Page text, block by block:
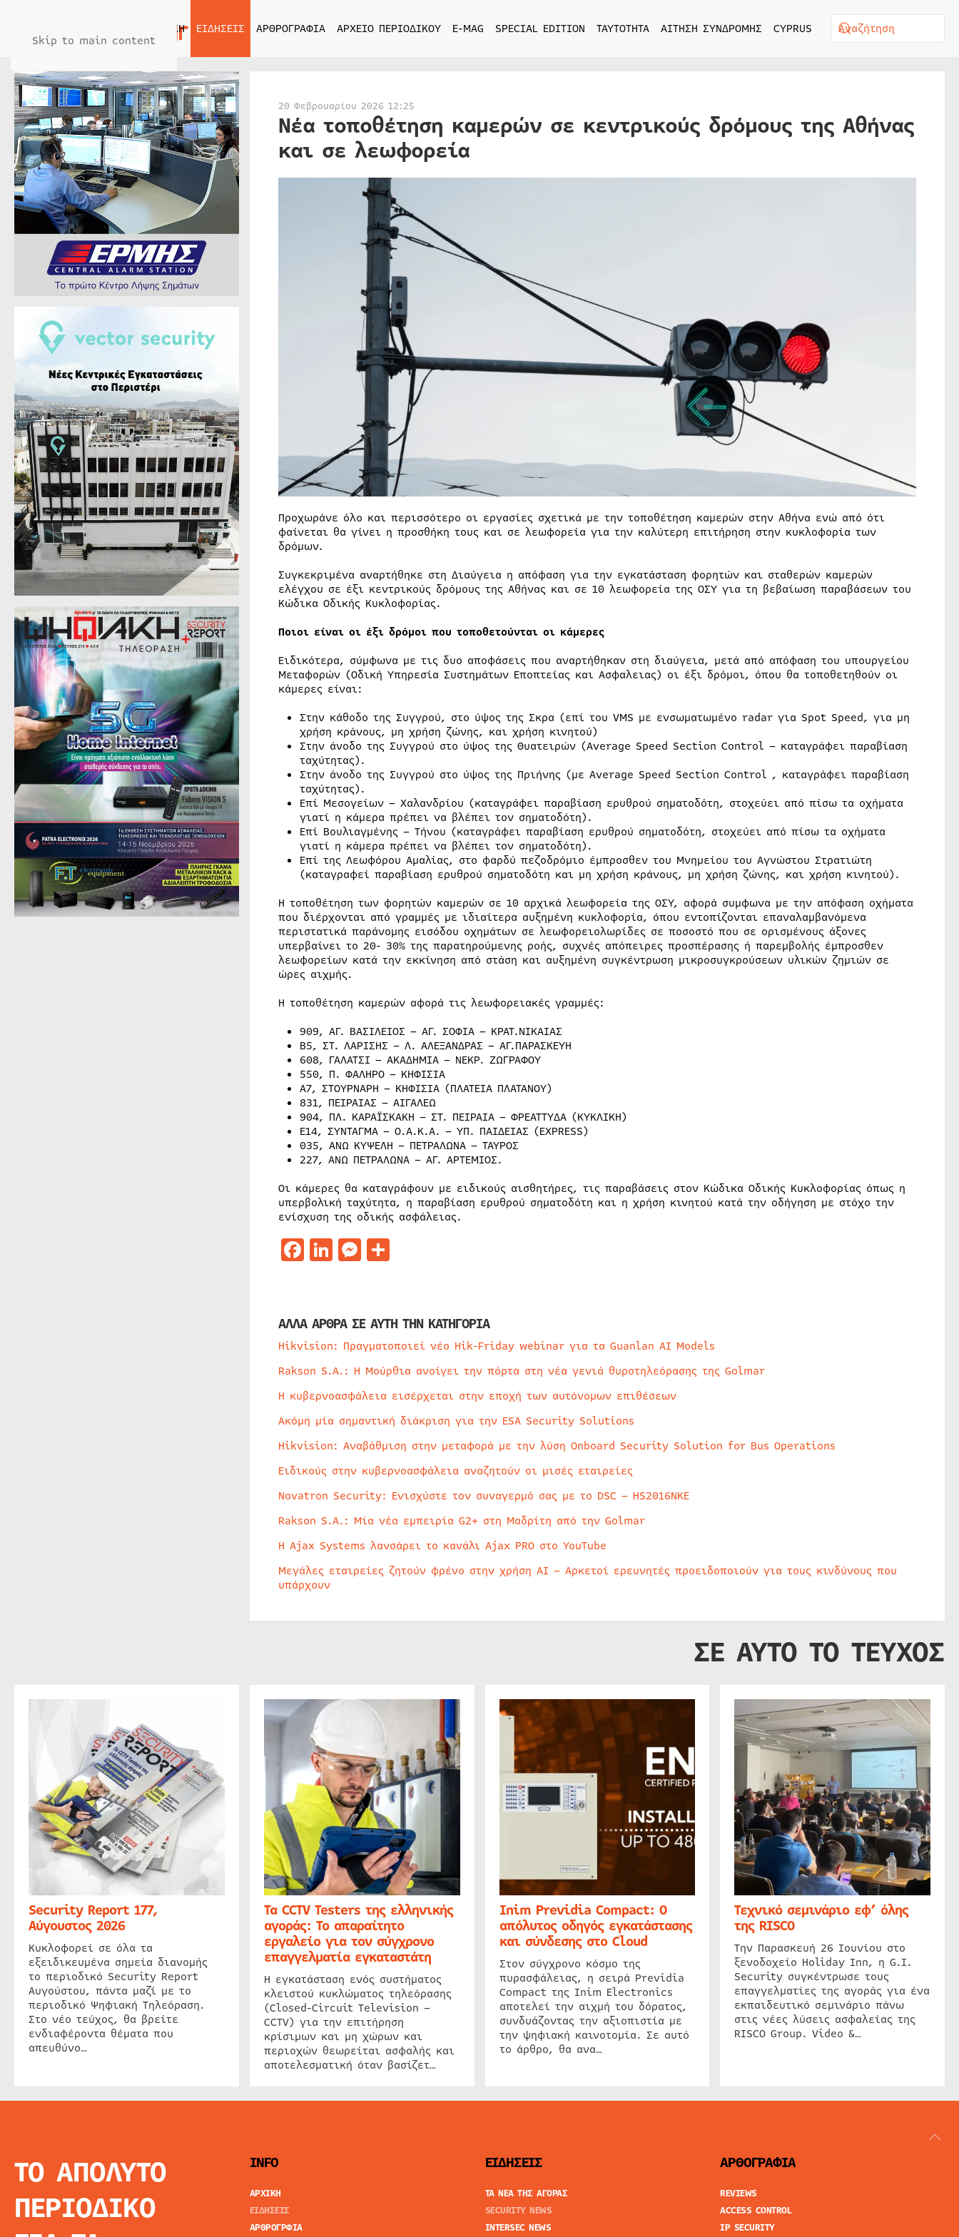
Skip to main content
ΑΡΧΙΚΗ ΕΙΔΗΣΕΙΣ ΑΡΘΡΟΓΡΑΦΙΑ ΑΡΧΕΙΟ ΠΕΡΙΟΔΙΚΟΥ E-MAG SPECIAL EDITION ΤΑΥΤΟΤΗΤΑ ΑΙΤΗΣΗ ΣΥΝΔΡΟΜΗΣ CYPRUS
20 Φεβρουαρίου 2026 12:25
Νέα τοποθέτηση καμερών σε κεντρικούς δρόμους της Αθήνας
και σε λεωφορεία
Προχωράνε όλο και περισσότερο οι εργασίες σχετικά με την τοποθέτηση καμερών στην Αθήνα ενώ από ότι
φαίνεται θα γίνει η προσθήκη τους και σε λεωφορεία για την καλύτερη επιτήρηση στην κυκλοφορία των
δρόμων.
Συγκεκριμένα αναρτήθηκε στη Διαύγεια η απόφαση για την εγκατάσταση φορητών και σταθερών καμερών
ελέγχου σε έξι κεντρικούς δρόμους της Αθήνας και σε 10 λεωφορεία της ΟΣΥ για τη βεβαίωση παραβάσεων του
Κώδικα Οδικής Κυκλοφορίας.
Ποιοι είναι οι έξι δρόμοι που τοποθετούνται οι κάμερες
Ειδικότερα, σύμφωνα με τις δυο αποφάσεις που αναρτήθηκαν στη διαύγεια, μετά από απόφαση του υπουργείου
Μεταφορών (Οδική Υπηρεσία Συστημάτων Εποπτείας και Ασφαλειας) οι έξι δρόμοι, όπου θα τοποθετηθούν οι
κάμερες είναι:
Στην κάθοδο της Συγγρού, στο ύψος της Σκρα (επί του VMS με ενσωματωμένο radar για Spot Speed, για μη
χρήση κράνους, μη χρήση ζώνης, και χρήση κινητού)
Στην άνοδο της Συγγρού στο ύψος της Θυατειρών (Average Speed Section Control – καταγράφει παραβίαση
ταχύτητας).
Στην άνοδο της Συγγρού στο ύψος της Πριήνης (με Average Speed Section Control , καταγράφει παραβίαση
ταχύτητας).
Επί Μεσογείων – Χαλανδρίου (καταγράφει παραβίαση ερυθρού σηματοδότη, στοχεύει από πίσω τα οχήματα
γιατί η κάμερα πρέπει να βλέπει τον σηματοδότη).
Επί Βουλιαγμένης – Τήνου (καταγράφει παραβίαση ερυθρού σηματοδότη, στοχεύει από πίσω τα οχήματα
γιατί η κάμερα πρέπει να βλέπει τον σηματοδότη).
Επί της Λεωφόρου Αμαλίας, στο φαρδύ πεζοδρόμιο έμπροσθεν του Μνημείου του Αγνώστου Στρατιώτη
(καταγραφεί παραβίαση ερυθρού σηματοδότη και μη χρήση κράνους, μη χρήση ζώνης, και χρήση κινητού).
Η τοποθέτηση των φορητών καμερών σε 10 αρχικά λεωφορεία της ΟΣΥ, αφορά συμφωνα με την απόφαση οχήματα
που διέρχονται από γραμμές με ιδιαίτερα αυξημένη κυκλοφορία, όπου εντοπίζονται επαναλαμβανόμενα
περιστατικά παράνομης εισόδου οχημάτων σε λεωφορειολωρίδες σε ποσοστό που σε ορισμένους άξονες
υπερβαίνει το 20- 30% της παρατηρούμενης ροής, συχνές απόπειρες προσπέρασης ή παρεμβολής έμπροσθεν
λεωφορείων κατά την εκκίνηση από στάση και αυξημένη συγκέντρωση μικροσυγκρούσεων υλικών ζημιών σε
ώρες αιχμής.
Η τοποθέτηση καμερών αφορά τις λεωφορειακές γραμμές:
909, ΑΓ. ΒΑΣΙΛΕΙΟΣ – ΑΓ. ΣΟΦΙΑ – ΚΡΑΤ.ΝΙΚΑΙΑΣ
Β5, ΣΤ. ΛΑΡΙΣΗΣ – Λ. ΑΛΕΞΑΝΔΡΑΣ – ΑΓ.ΠΑΡΑΣΚΕΥΗ
608, ΓΑΛΑΤΣΙ – ΑΚΑΔΗΜΙΑ – ΝΕΚΡ. ΖΩΓΡΑΦΟΥ
550, Π. ΦΑΛΗΡΟ – ΚΗΦΙΣΙΑ
Α7, ΣΤΟΥΡΝΑΡΗ – ΚΗΦΙΣΙΑ (ΠΛΑΤΕΙΑ ΠΛΑΤΑΝΟΥ)
831, ΠΕΙΡΑΙΑΣ – ΑΙΓΑΛΕΩ
904, ΠΛ. ΚΑΡΑΪΣΚΑΚΗ – ΣΤ. ΠΕΙΡΑΙΑ – ΦΡΕΑΤΤΥΔΑ (ΚΥΚΛΙΚΗ)
Ε14, ΣΥΝΤΑΓΜΑ – Ο.Α.Κ.Α. – ΥΠ. ΠΑΙΔΕΙΑΣ (EXPRESS)
035, ΑΝΩ ΚΥΨΕΛΗ – ΠΕΤΡΑΛΩΝΑ – ΤΑΥΡΟΣ
227, ΑΝΩ ΠΕΤΡΑΛΩΝΑ – ΑΓ. ΑΡΤΕΜΙΟΣ.
Οι κάμερες θα καταγράφουν με ειδικούς αισθητήρες, τις παραβάσεις στον Κώδικα Οδικής Κυκλοφορίας όπως η
υπερβολική ταχύτητα, η παραβίαση ερυθρού σηματοδότη και η χρήση κινητού κατά την οδήγηση με στόχο την
ενίσχυση της οδικής ασφάλειας.
Facebook
LinkedIn
Messenger
Μοιραστείτε
ΑΛΛΑ ΑΡΘΡΑ ΣΕ ΑΥΤΗ ΤΗΝ ΚΑΤΗΓΟΡΙΑ
Hikvision: Πραγματοποιεί νέο Hik-Friday webinar για τα Guanlan AI Models
Rakson S.A.: Η Μούρθια ανοίγει την πόρτα στη νέα γενιά θυροτηλεόρασης της Golmar
Η κυβερνοασφάλεια εισέρχεται στην εποχή των αυτόνομων επιθέσεων
Ακόμη μία σημαντική διάκριση για την ESA Security Solutions
Hikvision: Αναβάθμιση στην μεταφορά με την λύση Onboard Security Solution for Bus Operations
Ειδικούς στην κυβερνοασφάλεια αναζητούν οι μισές εταιρείες
Novatron Security: Ενισχύστε τον συναγερμό σας με το DSC – HS2016NKE
Rakson S.A.: Μία νέα εμπειρία G2+ στη Μαδρίτη από την Golmar
Η Ajax Systems λανσάρει το κανάλι Ajax PRO στο YouTube
Μεγάλες εταιρείες ζητούν φρένο στην χρήση AI – Αρκετοί ερευνητές προειδοποιούν για τους κινδύνους που
υπάρχουν
ΣΕ ΑΥΤΟ ΤΟ ΤΕΥΧΟΣ
Security Report 177,
Αύγουστος 2026
Κυκλοφορεί σε όλα τα
εξειδικευμένα σημεία διανομής
το περιοδικό Security Report
Αυγούστου, πάντα μαζί με το
περιοδικό Ψηφιακή Τηλεόραση.
Στο νέο τεύχος, θα βρείτε
ενδιαφέροντα θέματα που
απευθύνο…
Τα CCTV Testers της ελληνικής
αγοράς: Το απαραίτητο
εργαλείο για τον σύγχρονο
επαγγελματία εγκαταστάτη
Η εγκατάσταση ενός συστήματος
κλειστού κυκλώματος τηλεόρασης
(Closed-Circuit Television –
CCTV) για την επιτήρηση
κρίσιμων και μη χώρων και
περιοχών θεωρείται ασφαλής και
αποτελεσματική όταν βασίζετ…
Inim Previdia Compact: Ο
απόλυτος οδηγός εγκατάστασης
και σύνδεσης στο Cloud
Στον σύγχρονο κόσμο της
πυρασφάλειας, η σειρά Previdia
Compact της Inim Electronics
αποτελεί την αιχμή του δόρατος,
συνδυάζοντας την αξιοπιστία με
την ψηφιακή καινοτομία. Σε αυτό
το άρθρο, θα ανα…
Τεχνικό σεμινάριο εφ’ όλης
της RISCO
Την Παρασκευή 26 Ιουνίου στο
ξενοδοχείο Holiday Inn, η G.I.
Security συγκέντρωσε τους
επαγγελματίες της αγοράς για ένα
εκπαιδευτικό σεμινάριο πάνω
στις νέες λύσεις ασφαλείας της
RISCO Group. Video &…
ΤΟ ΑΠΟΛΥΤΟ
ΠΕΡΙΟΔΙΚΟ
INFO
ΑΡΧΙΚΗ
ΕΙΔΗΣΕΙΣ
ΑΡΘΡΟΓΡΦΙΑ
ΕΙΔΗΣΕΙΣ
ΤΑ ΝΕΑ ΤΗΣ ΑΓΟΡΑΣ
SECURITY NEWS
INTERSEC NEWS
ΑΡΘΟΓΡΑΦΙΑ
REVIEWS
ACCESS CONTROL
IP SECURITY